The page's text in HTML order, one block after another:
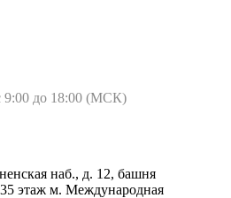
9:00 до 18:00 (МСК)
наб., д. 12, башня
этаж м. Международная